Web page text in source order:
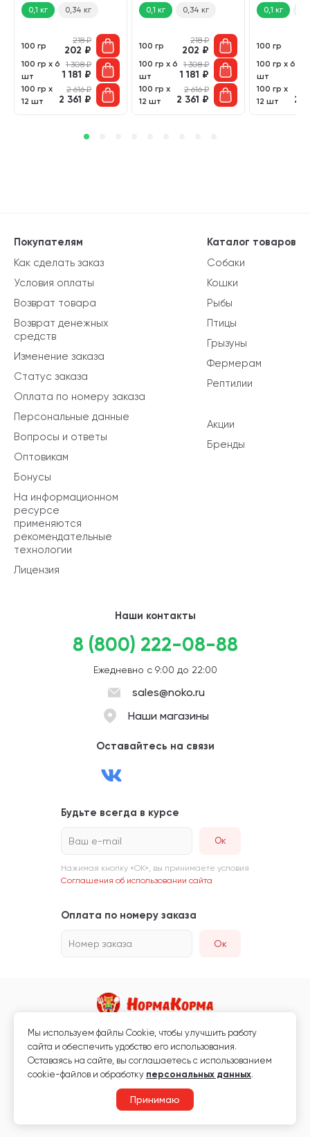
курица, пивные
дрожжи (100 гр)
0,1 кг 0,34 кг
100 гр
218₽
202 ₽
100 гр х 6
шт
1 308₽
1 181 ₽
100 гр х
12 шт
2 616₽
2 361 ₽
льняное масло (100
гр)
0,1 кг 0,34 кг
100 гр
218₽
202 ₽
100 гр х 6
шт
1 308₽
1 181 ₽
100 гр х
12 шт
2 616₽
2 361 ₽
кролик,
масло (100
0,1 кг
100 гр
100 гр х 6
шт
100 гр х
12 шт
2
Каталог товаров
Собаки
Кошки
Рыбы
Птицы
Грызуны
Фермерам
Рептилии
Акции
Бренды
Покупателям
Как сделать заказ
Условия оплаты
Возврат товара
Возврат денежных
средств
Изменение заказа
Статус заказа
Оплата по номеру заказа
Персональные данные
Вопросы и ответы
Оптовикам
Бонусы
На информационном
ресурсе
применяются
рекомендательные
технологии
Лицензия
Наши контакты
8 (800) 222-08-88
Ежедневно с 9:00 до 22:00
sales@noko.ru
Наши магазины
Оставайтесь на связи
Будьте всегда в курсе
Ваш e-mail
Нажимая кнопку «ОК», вы принимаете условия
Соглашения об использовании сайта
Оплата по номеру заказа
Номер заказа Ок
Магазин кормов для животных и ветаптека
Любая информация, размещённая на сайте, не является публичной
офертой.
Мы используем файлы Сookie, чтобы улучшить работу
сайта и обеспечить удобство его использования.
Оставаясь на сайте, вы соглашаетесь с использованием
cookie-файлов и обработку персональных данных.
Принимаю